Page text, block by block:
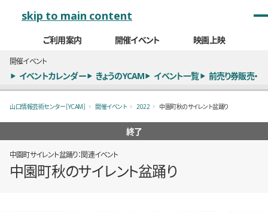
skip to main content
ご利用案内 開催イベント 映画上映
開催イベント
イベントカレンダー きょうのYCAM イベント一覧 前売り券販売・
山口情報芸術センター［YCAM］ 開催イベント 2022 中園町秋のサイレント盆踊り
終了
中園町サイレント盆踊り：関連イベント
中園町秋のサイレント盆踊り